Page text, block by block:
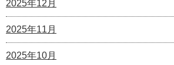
2025年12月
2025年11月
2025年10月